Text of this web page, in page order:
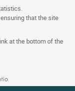
that the site
at the bottom of the
- CGV. Powered